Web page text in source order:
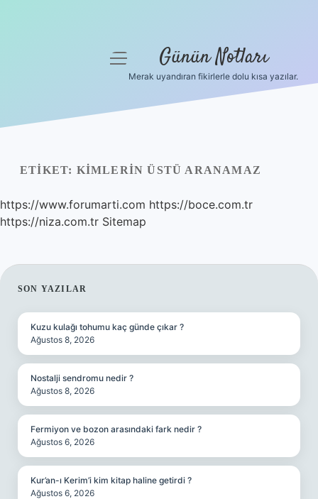
Yasal Uyarı
Hakkımızda
menüyü
Günün Notları
Merak uyandıran fikirlerle dolu kısa yazılar.
ETIKET: KIMLERIN ÜSTÜ ARANAMAZ
https://www.forumarti.com https://boce.com.tr
https://niza.com.tr Sitemap
SIDEBAR
SON YAZILAR
Kuzu kulağı tohumu kaç günde çıkar ?
Ağustos 8, 2026
Nostalji sendromu nedir ?
Ağustos 8, 2026
Fermiyon ve bozon arasındaki fark nedir ?
Ağustos 6, 2026
Kur’an-ı Kerim’i kim kitap haline getirdi ?
Ağustos 6, 2026